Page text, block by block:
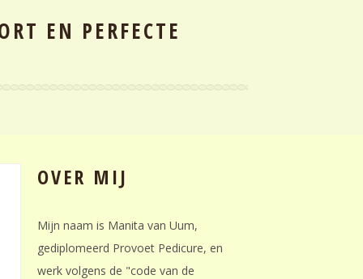
EN PERFECTE
OVER MIJ
Mijn naam is Manita van Uum,
gediplomeerd Provoet Pedicure, en
werk volgens de "code van de